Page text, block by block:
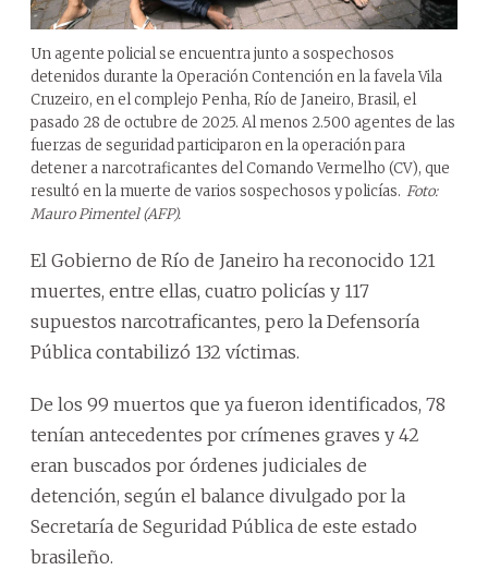
Un agente policial se encuentra junto a sospechosos
detenidos durante la Operación Contención en la favela Vila
Cruzeiro, en el complejo Penha, Río de Janeiro, Brasil, el
pasado 28 de octubre de 2025. Al menos 2.500 agentes de las
fuerzas de seguridad participaron en la operación para
detener a narcotraficantes del Comando Vermelho (CV), que
resultó en la muerte de varios sospechosos y policías. Foto:
Mauro Pimentel (AFP).
El Gobierno de Río de Janeiro ha reconocido 121
muertes, entre ellas, cuatro policías y 117
supuestos narcotraficantes, pero la Defensoría
Pública contabilizó 132 víctimas.
De los 99 muertos que ya fueron identificados, 78
tenían antecedentes por crímenes graves y 42
eran buscados por órdenes judiciales de
detención, según el balance divulgado por la
Secretaría de Seguridad Pública de este estado
brasileño.